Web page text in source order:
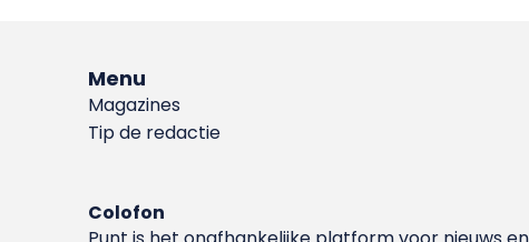
Menu
Magazines
Tip de redactie
Colofon